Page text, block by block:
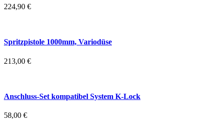
224,90 €
Spritzpistole 1000mm, Variodüse
213,00 €
Anschluss-Set kompatibel System K-Lock
58,00 €